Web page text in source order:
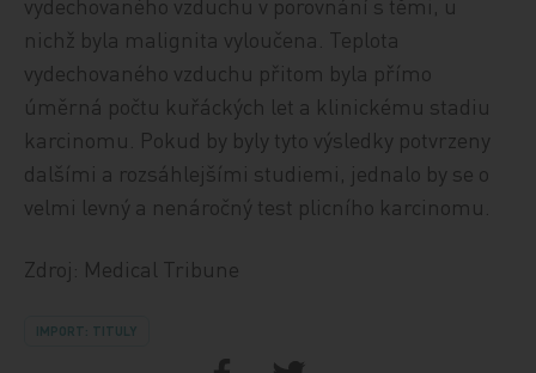
nichž byla malignita vyloučena. Teplota
vydechovaného vzduchu přitom byla přímo
úměrná počtu kuřáckých let a klinickému stadiu
karcinomu. Pokud by byly tyto výsledky potvrzeny
dalšími a rozsáhlejšími studiemi, jednalo by se o
velmi levný a nenáročný test plicního karcinomu.
Zdroj: Medical Tribune
IMPORT: TITULY